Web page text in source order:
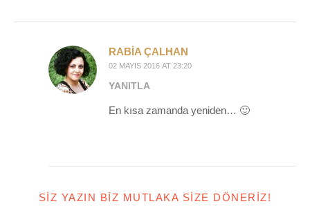
RABIA ÇALHAN
02 MAYIS 2016 AT 23:20
YANITLA
En kısa zamanda yeniden… 🙂
SIZ YAZIN BIZ MUTLAKA SIZE DÖNERIZ!